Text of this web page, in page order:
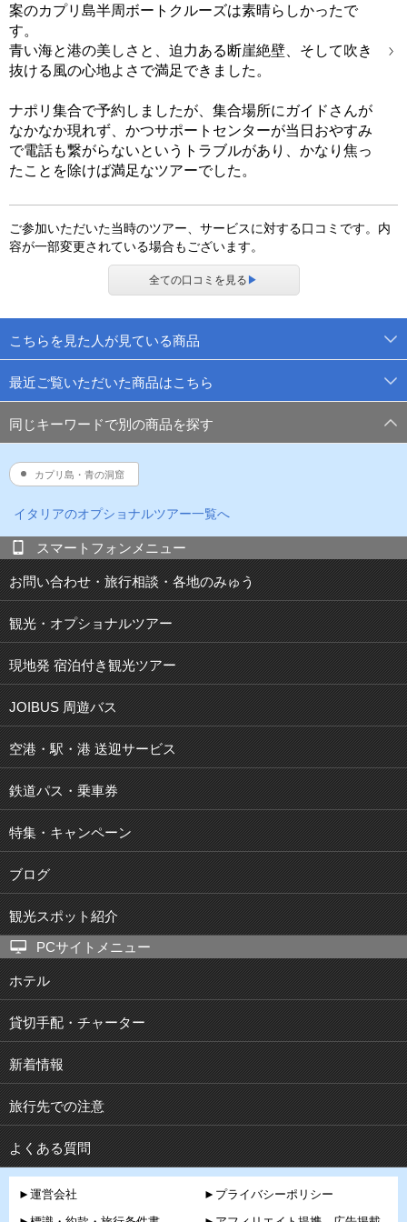
案のカプリ島半周ボートクルーズは素晴らしかったで
す。
青い海と港の美しさと、迫力ある断崖絶壁、そして吹き
抜ける風の心地よさで満足できました。
ナポリ集合で予約しましたが、集合場所にガイドさんが
なかなか現れず、かつサポートセンターが当日おやすみ
で電話も繋がらないというトラブルがあり、かなり焦っ
たことを除けば満足なツアーでした。
ご参加いただいた当時のツアー、サービスに対する口コミです。内
容が一部変更されている場合もございます。
全ての口コミを見る ▶
こちらを見た人が見ている商品
最近ご覧いただいた商品はこちら
同じキーワードで別の商品を探す
カプリ島・青の洞窟
イタリアのオプショナルツアー一覧へ
スマートフォンメニュー
お問い合わせ・旅行相談・各地のみゅう
観光・オプショナルツアー
現地発 宿泊付き観光ツアー
JOIBUS 周遊バス
空港・駅・港 送迎サービス
鉄道パス・乗車券
特集・キャンペーン
ブログ
観光スポット紹介
PCサイトメニュー
ホテル
貸切手配・チャーター
新着情報
旅行先での注意
よくある質問
►運営会社
►プライバシーポリシー